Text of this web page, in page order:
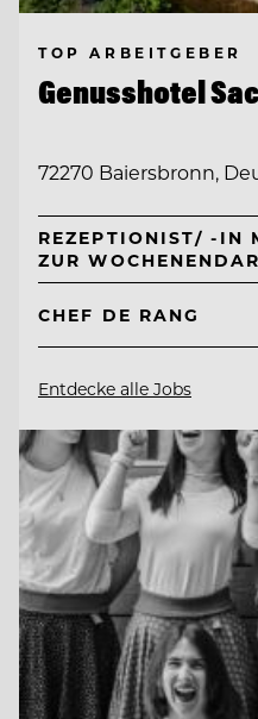
TOP ARBEITGEBER
Genusshotel
72270 Baiersbronn,
REZEPTIONIST/ -IN
ZUR
CHEF DE RANG
Entdecke alle Jobs